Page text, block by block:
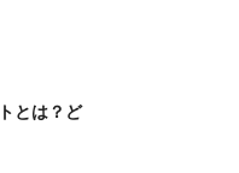
とは？ど